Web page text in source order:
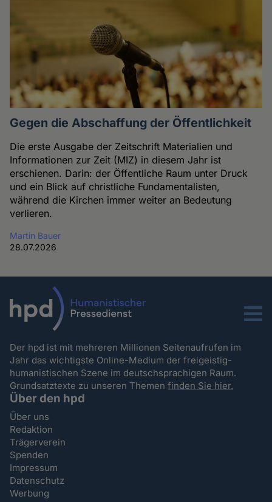
Gegen die Abschaffung der Öffentlichkeit
Die erste Ausgabe der Zeitschrift Materialien und
Informationen zur Zeit (MIZ) in diesem Jahr ist
erschienen. Darin: der Öffentliche Raum unter Druck
und ein Blick auf christliche Fundamentalisten,
während die Kirchen immer weiter an Bedeutung
verlieren.
Martin Bauer
28.07.2026
Menu
Der hpd ist mit mehreren Millionen Seitenaufrufen im
Jahr das wichtigste Online-Medium der freigeistig-
humanistischen Szene im deutschsprachigen Raum.
Grundsatztexte zu unseren Themenfinden Sie hier.
Über den hpd
Über uns
Redaktion
Trägerverein
Spenden
Impressum
Datenschutz
Werbung